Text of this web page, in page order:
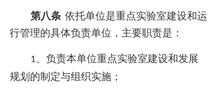
第八条 依托单位是重点实验室建设和运
行管理的具体负责单位，主要职责是：
1、负责本单位重点实验室建设和发展
规划的制定与组织实施；